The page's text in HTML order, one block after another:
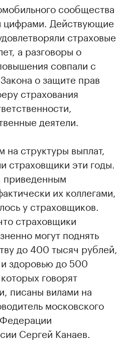
сообщества
цифрами. Действующие
страховые
а разговоры о
совпали с
о защите прав
страхования
деятели.
на структуры выплат,
страховщики эти годы.
приведенным
их коллегами,
у страховщиков.
страховщики
могут поднять
до 400 тысяч рублей,
здоровью до 500
говорят
писаны вилами на
московского
Сергей Канаев.